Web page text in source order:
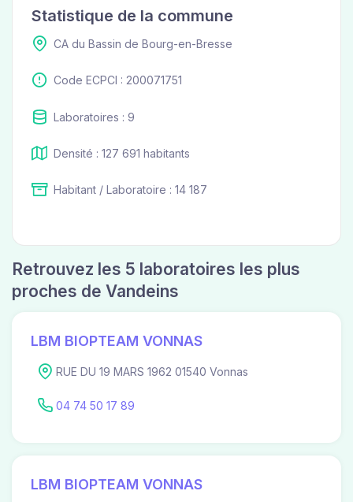
Statistique de la commune
CA du Bassin de Bourg-en-Bresse
Code ECPCI : 200071751
Laboratoires : 9
Densité : 127 691 habitants
Habitant / Laboratoire : 14 187
Retrouvez les 5 laboratoires les plus
proches de Vandeins
LBM BIOPTEAM VONNAS
RUE DU 19 MARS 1962 01540 Vonnas
04 74 50 17 89
LBM BIOPTEAM VONNAS